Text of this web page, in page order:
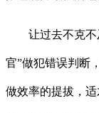
让过去不克不
官”做犯错误判断
做效率的提拔，